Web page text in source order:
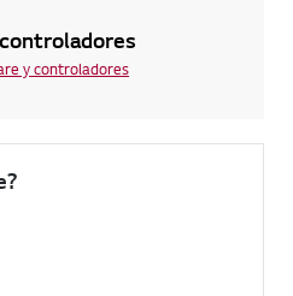
y controladores